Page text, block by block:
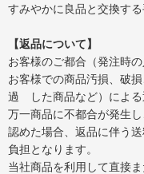
すみやかに良品と交換す
【返品について】
お客様のご都合（発注時
お客様での商品汚損、破
過 した商品など）による
万一商品に不都合が発生
認めた場合、返品に伴う
負担となります。
当社商品を利用して直接